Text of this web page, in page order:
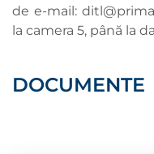
de e-mail:
la camera 5, până la
DOCUMENTE